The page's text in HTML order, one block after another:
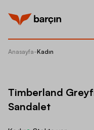
Anasayfa-Kadın
Timberland
Sandalet